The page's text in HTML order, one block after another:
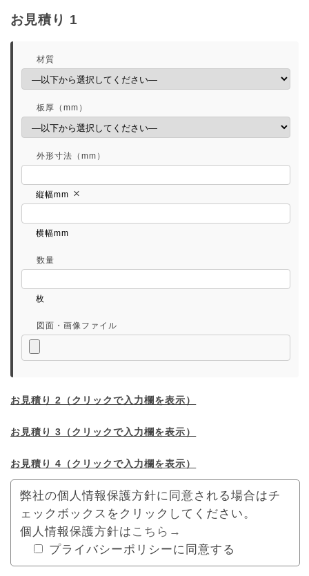
お見積り 1
材質
板厚（mm）
外形寸法（mm）
縦幅mm ×
横幅mm
数量
枚
図面・画像ファイル
お見積り 2（クリックで入力欄を表示）
お見積り 3（クリックで入力欄を表示）
お見積り 4（クリックで入力欄を表示）
弊社の個人情報保護方針に同意される場合はチ
ェックボックスをクリックしてください。
個人情報保護方針は こちら→
プライバシーポリシーに同意する